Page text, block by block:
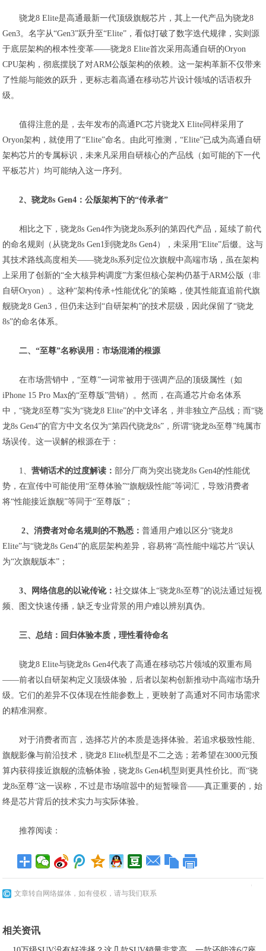
骁龙8 Elite是高通最新一代顶级旗舰芯片，其上一代产品为骁龙8
Gen3。名字从“Gen3”跃升至“Elite”，看似打破了数字迭代规律，实则源
于底层架构的根本性变革——骁龙8 Elite首次采用高通自研的Oryon
CPU架构，彻底摆脱了对ARM公版架构的依赖。这一架构革新不仅带来
了性能与能效的跃升，更标志着高通在移动芯片设计领域的话语权升
级。
值得注意的是，去年发布的高通PC芯片骁龙X Elite同样采用了
Oryon架构，就使用了“Elite”命名。由此可推测，“Elite”已成为高通自研
架构芯片的专属标识，未来凡采用自研核心的产品线（如可能的下一代
平板芯片）均可能纳入这一序列。
2、骁龙8s Gen4：公版架构下的“传承者”
相比之下，骁龙8s Gen4作为骁龙8s系列的第四代产品，延续了前代
的命名规则（从骁龙8s Gen1到骁龙8s Gen4），未采用“Elite”后缀。这与
其技术路线高度相关——骁龙8s系列定位次旗舰中高端市场，虽在架构
上采用了创新的“全大核异构调度”方案但核心架构仍基于ARM公版（非
自研Oryon）。这种“架构传承+性能优化”的策略，使其性能直追前代旗
舰骁龙8 Gen3，但仍未达到“自研架构”的技术层级，因此保留了“骁龙
8s”的命名体系。
二、“至尊”名称误用：市场混淆的根源
在市场营销中，“至尊”一词常被用于强调产品的顶级属性（如
iPhone 15 Pro Max的“至尊版”营销）。然而，在高通芯片命名体系
中，“骁龙8至尊”实为“骁龙8 Elite”的中文译名，并非独立产品线；而“骁
龙8s Gen4”的官方中文名仅为“第四代骁龙8s”，所谓“骁龙8s至尊”纯属市
场误传。这一误解的根源在于：
1、营销话术的过度解读：部分厂商为突出骁龙8s Gen4的性能优
势，在宣传中可能使用“至尊体验”“旗舰级性能”等词汇，导致消费者
将“性能接近旗舰”等同于“至尊版”；
2、消费者对命名规则的不熟悉：普通用户难以区分“骁龙8
Elite”与“骁龙8s Gen4”的底层架构差异，容易将“高性能中端芯片”误认
为“次旗舰版本”；
3、网络信息的以讹传讹：社交媒体上“骁龙8s至尊”的说法通过短视
频、图文快速传播，缺乏专业背景的用户难以辨别真伪。
三、总结：回归体验本质，理性看待命名
骁龙8 Elite与骁龙8s Gen4代表了高通在移动芯片领域的双重布局
——前者以自研架构定义顶级体验，后者以架构创新推动中高端市场升
级。它们的差异不仅体现在性能参数上，更映射了高通对不同市场需求
的精准洞察。
对于消费者而言，选择芯片的本质是选择体验。若追求极致性能、
旗舰影像与前沿技术，骁龙8 Elite机型是不二之选；若希望在3000元预
算内获得接近旗舰的流畅体验，骁龙8s Gen4机型则更具性价比。而“骁
龙8s至尊”这一误称，不过是市场喧嚣中的短暂噪音——真正重要的，始
终是芯片背后的技术实力与实际体验。
推荐阅读：
文章转自网络媒体，如有侵权，请与我们联系
相关资讯